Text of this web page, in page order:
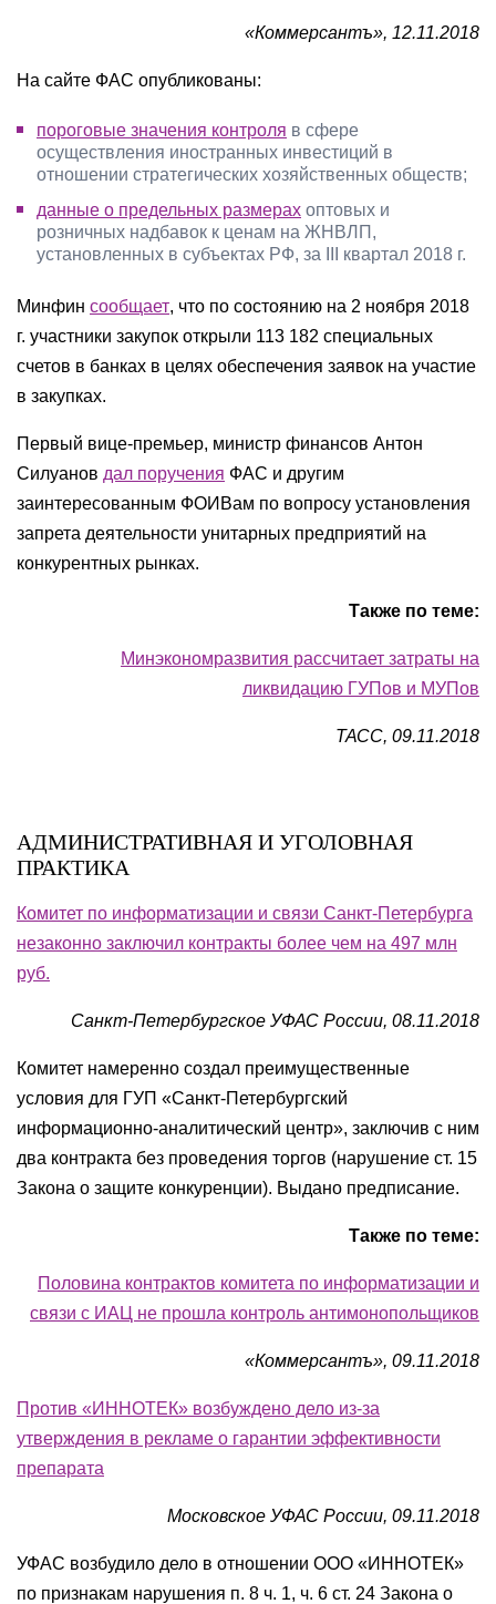
«Коммерсантъ», 12.11.2018
На сайте ФАС опубликованы:
пороговые значения контроля в сфере
осуществления иностранных инвестиций в
отношении стратегических хозяйственных обществ;
данные о предельных размерах оптовых и
розничных надбавок к ценам на ЖНВЛП,
установленных в субъектах РФ, за III квартал 2018 г.
Минфин сообщает, что по состоянию на 2 ноября 2018
г. участники закупок открыли 113 182 специальных
счетов в банках в целях обеспечения заявок на участие
в закупках.
Первый вице-премьер, министр финансов Антон
Силуанов дал поручения ФАС и другим
заинтересованным ФОИВам по вопросу установления
запрета деятельности унитарных предприятий на
конкурентных рынках.
Также по теме:
Минэкономразвития рассчитает затраты на
ликвидацию ГУПов и МУПов
ТАСС, 09.11.2018
АДМИНИСТРАТИВНАЯ И УГОЛОВНАЯ
ПРАКТИКА
Комитет по информатизации и связи Санкт-Петербурга
незаконно заключил контракты более чем на 497 млн
руб.
Санкт-Петербургское УФАС России, 08.11.2018
Комитет намеренно создал преимущественные
условия для ГУП «Санкт-Петербургский
информационно-аналитический центр», заключив с ним
два контракта без проведения торгов (нарушение ст. 15
Закона о защите конкуренции). Выдано предписание.
Также по теме:
Половина контрактов комитета по информатизации и
связи с ИАЦ не прошла контроль антимонопольщиков
«Коммерсантъ», 09.11.2018
Против «ИННОТЕК» возбуждено дело из-за
утверждения в рекламе о гарантии эффективности
препарата
Московское УФАС России, 09.11.2018
УФАС возбудило дело в отношении ООО «ИННОТЕК»
по признакам нарушения п. 8 ч. 1, ч. 6 ст. 24 Закона о